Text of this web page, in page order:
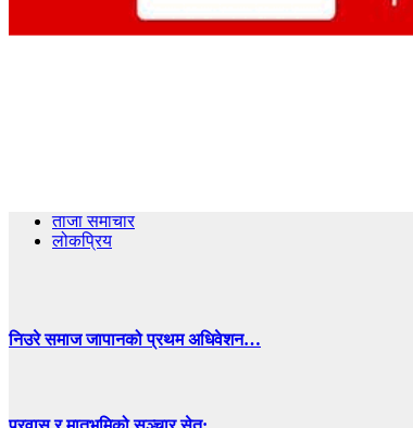
ताजा समाचार
लोकप्रिय
निउरे समाज जापानको प्रथम अधिवेशन…